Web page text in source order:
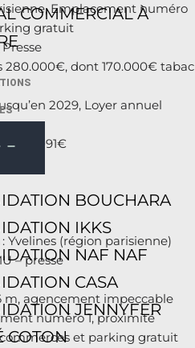
COMMERCIAL À
BOUCHARA
IKKS
NAF NAF
CASA
JENNYFER
COTON
Emplacement numéro
gratuit
280.000€, dont 170.000€ tabac
2029, Loyer annuel
214.091€
Yvelines (région parisienne)
– presse
m, agencement impeccable
numéro 1, proximité
et parking gratuit